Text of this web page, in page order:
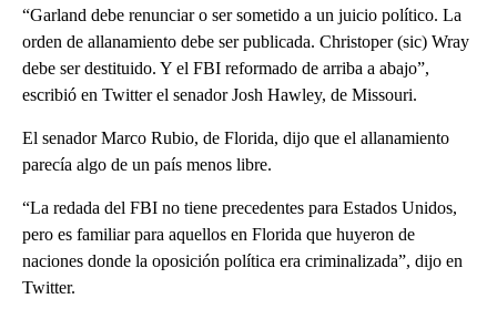
“Garland debe renunciar o ser sometido a un juicio político. La
orden de allanamiento debe ser publicada. Christoper (sic) Wray
debe ser destituido. Y el FBI reformado de arriba a abajo”,
escribió en Twitter el senador Josh Hawley, de Missouri.
El senador Marco Rubio, de Florida, dijo que el allanamiento
parecía algo de un país menos libre.
“La redada del FBI no tiene precedentes para Estados Unidos,
pero es familiar para aquellos en Florida que huyeron de
naciones donde la oposición política era criminalizada”, dijo en
Twitter.